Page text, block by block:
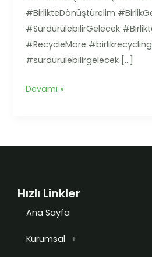
#BirlikteDönüştürelim
#SürdürülebilirGelecek
#RecycleMore #birlikrecycling
#sürdürülebilirgelecek […]
Devamı »
Hızlı Linkler
Ana Sayfa
Kurumsal